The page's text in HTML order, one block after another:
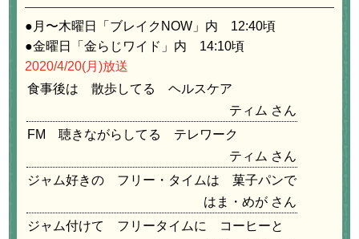
●月〜木曜日「ブレイクNOW」内 12:40頃
●金曜日「金らじワイド」内 14:10頃
2020/4/20(月)放送
食事後は 散歩してる ヘルスケア
ティム
FM 聴きながらしてる テレワーク
ティム
ジャム好きの フリー・タイムは 菓子パンで
はま・めが
ジャム付けて フリータイムに コーヒーと